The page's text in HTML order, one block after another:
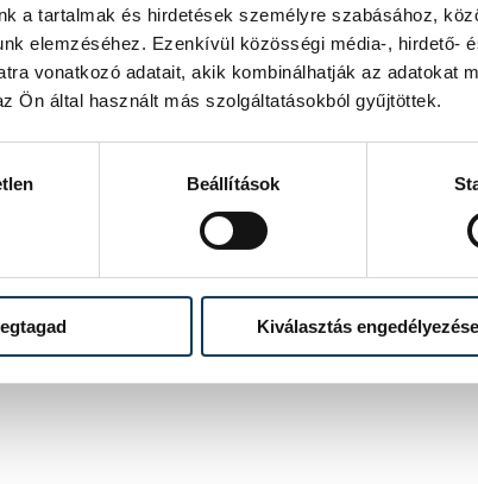
a tartalmak és hirdetések személyre szabásához,
elemzéséhez. Ezenkívül közösségi média-, hirdető-
vonatkozó adatait, akik kombinálhatják az adatokat
Ön által használt más szolgáltatásokból gyűjtöttek.
Beállítások
Kiválasztás engedélyezése
2 3 4 5 6